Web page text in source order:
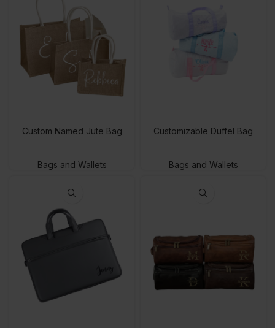
Custom Named Jute Bag
Bags and Wallets
Customizable Duffel Bag
Bags and Wallets